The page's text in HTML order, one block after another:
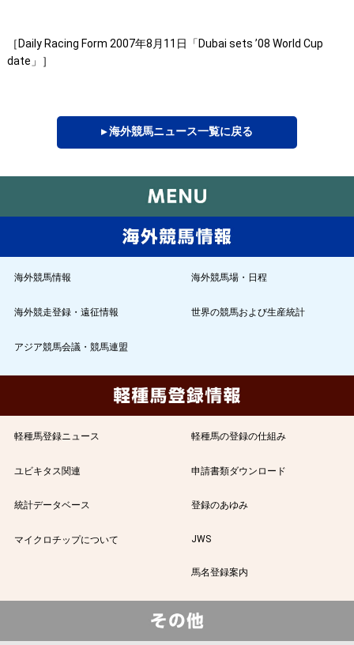
［Daily Racing Form 2007年8月11日「Dubai sets ’08 World Cup
date」］
▸ 海外競馬ニュース一覧に戻る
海外競馬情報 海外競馬場・日程
海外競走登録・遠征情報 世界の競馬および生産統計
アジア競馬会議・競馬連盟
軽種馬登録ニュース 軽種馬の登録の仕組み
ユビキタス関連 申請書類ダウンロード
統計データベース 登録のあゆみ
マイクロチップについて JWS
馬名登録案内